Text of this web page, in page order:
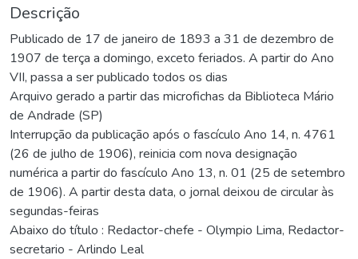
Descrição
Publicado de 17 de janeiro de 1893 a 31 de dezembro de
1907 de terça a domingo, exceto feriados. A partir do Ano
VII, passa a ser publicado todos os dias
Arquivo gerado a partir das microfichas da Biblioteca Mário
de Andrade (SP)
Interrupção da publicação após o fascículo Ano 14, n. 4761
(26 de julho de 1906), reinicia com nova designação
numérica a partir do fascículo Ano 13, n. 01 (25 de setembro
de 1906). A partir desta data, o jornal deixou de circular às
segundas-feiras
Abaixo do título : Redactor-chefe - Olympio Lima, Redactor-
secretario - Arlindo Leal